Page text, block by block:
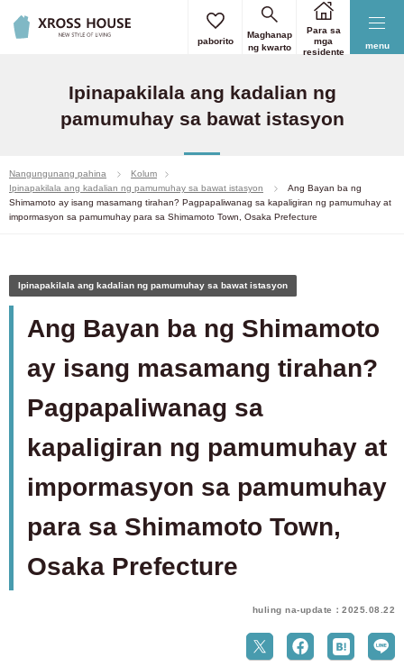
menu
paborito
Maghanap
ng kwarto
Para sa
mga
residente
Ipinapakilala ang kadalian ng
pamumuhay sa bawat istasyon
Nangungunang pahina
Kolum
Ipinapakilala ang kadalian ng pamumuhay sa bawat istasyon
Ang Bayan ba ng
Shimamoto ay isang masamang tirahan? Pagpapaliwanag sa kapaligiran ng pamumuhay at
impormasyon sa pamumuhay para sa Shimamoto Town, Osaka Prefecture
Ipinapakilala ang kadalian ng pamumuhay sa bawat istasyon
Ang Bayan ba ng Shimamoto
ay isang masamang tirahan?
Pagpapaliwanag sa
kapaligiran ng pamumuhay at
impormasyon sa pamumuhay
para sa Shimamoto Town,
Osaka Prefecture
huling na-update：2025.08.22